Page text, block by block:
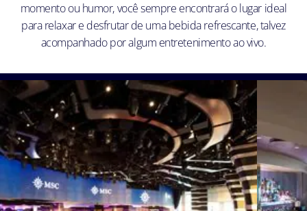
momento ou humor, você sempre encontrará o lugar ideal
para relaxar e desfrutar de uma bebida refrescante, talvez
acompanhado por algum entretenimento ao vivo.